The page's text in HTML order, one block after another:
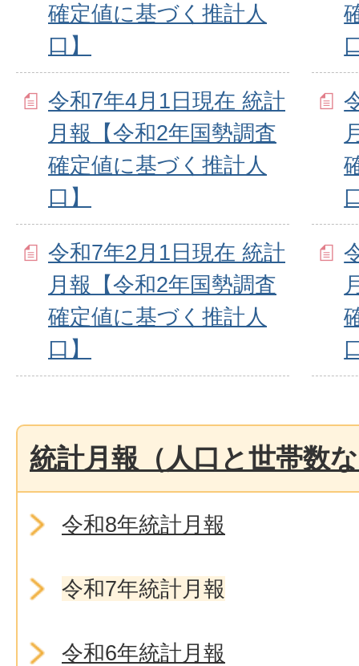
確定値に基づく推計人
口】
令和7年4月1日現在 統計
月報【令和2年国勢調査
確定値に基づく推計人
口】
令和7年2月1日現在 統計
月報【令和2年国勢調査
確定値に基づく推計人
口】
統計月報（人口と世帯数
令和8年統計月報
令和7年統計月報
令和6年統計月報